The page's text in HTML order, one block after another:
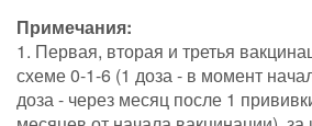
Примечания:
1. Первая, вторая и третья
схеме 0-1-6 (1 доза - в момент
доза - через месяц после 1